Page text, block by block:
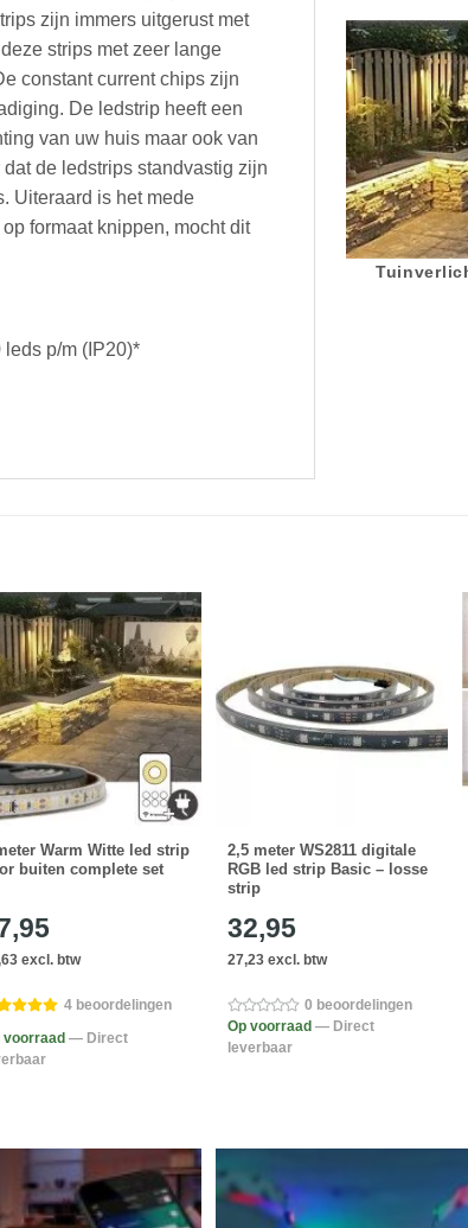
zijn immers uitgerust met
strips met zeer lange
constant current chips zijn
De ledstrip heeft een
van uw huis maar ook van
de ledstrips standvastig zijn
Uiteraard is het mede
formaat knippen, mocht dit
p/m (IP20)*
Warm Witte led strip
buiten complete set
excl. btw
4 beoordelingen
voorraad — Direct
2,5 meter WS2811 digitale
RGB led strip Basic – losse
strip
32,95
27,23 excl. btw
0 beoordelingen
Op voorraad — Direct
leverbaar